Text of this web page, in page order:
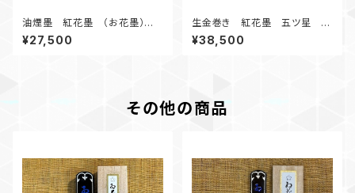
油煙墨 紅花墨 （お花墨）五
ツ星 5.0丁形
¥27,500
生金巻き 紅花墨 五ツ星 3.
0丁形 油煙墨
¥38,500
その他の商品